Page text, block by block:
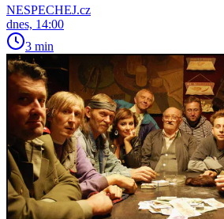
NESPECHEJ.cz
dnes, 14:00
3 min